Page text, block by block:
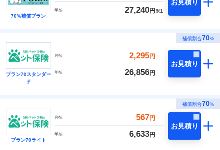
70%補償プラン
年払 27,240円 ※1
お見積り
補償割合70%
プラン70スタンダー
ド
月払 2,295円
年払 26,856円
お見積り
補償割合70%
プラン70ライト
月払 567円
年払 6,633円
お見積り